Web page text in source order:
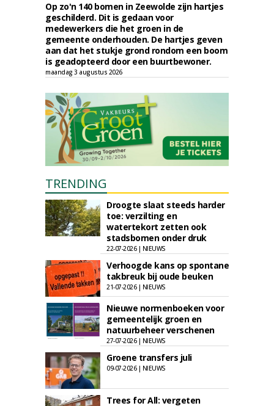
Op zo'n 140 bomen in Zeewolde zijn hartjes
geschilderd. Dit is gedaan voor
medewerkers die het groen in de
gemeente onderhouden. De hartjes geven
aan dat het stukje grond rondom een boom
is geadopteerd door een buurtbewoner.
maandag 3 augustus 2026
TRENDING
Droogte slaat steeds harder
toe: verzilting en
watertekort zetten ook
stadsbomen onder druk
22-07-2026 | NIEUWS
Verhoogde kans op spontane
takbreuk bij oude beuken
21-07-2026 | NIEUWS
Nieuwe normenboeken voor
gemeentelijk groen en
natuurbeheer verschenen
27-07-2026 | NIEUWS
Groene transfers juli
09-07-2026 | NIEUWS
Trees for All: vergeten